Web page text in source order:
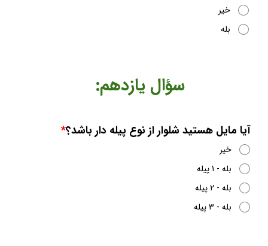
​​​​سؤال یازدهم:
خیر
بله
آیا مایل هستید شلوار از نوع پیله دار باشد؟
خیر
بله - 1 پیله
بله - 2 پیله
بله - 3 پیله